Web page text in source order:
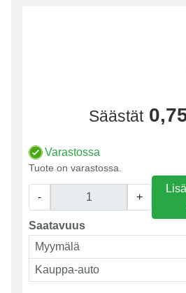
Säästät
Varastossa
Tuote on varastossa.
- +
Saatavuus
Myymälä
Kauppa-auto